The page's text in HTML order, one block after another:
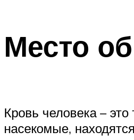
Место
Кровь человека –
насекомые,